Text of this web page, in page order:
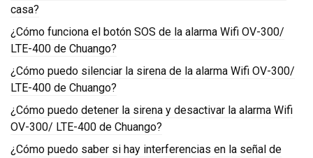
casa?
¿Cómo funciona el botón SOS de la alarma Wifi OV-300/
LTE-400 de Chuango?
¿Cómo puedo silenciar la sirena de la alarma Wifi OV-300/
LTE-400 de Chuango?
¿Cómo puedo detener la sirena y desactivar la alarma Wifi
OV-300/ LTE-400 de Chuango?
¿Cómo puedo saber si hay interferencias en la señal de